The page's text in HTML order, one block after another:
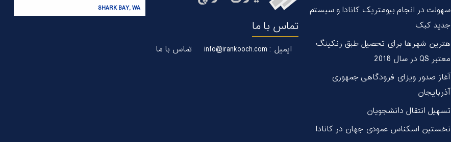
SHARK BAY, WA
سهولت در انجام بیومتریک کانادا و سیستم
جدید کبک
هترین شهر‌ها برای تحصیل طبق رنکینگ
معتبر QS در سال 2018
آغاز صدور ویزای فرودگاهی جمهوری
آذربایجان
تسهیل انتقال دانشجویان
نخستین اسکناس عمودی جهان در كانادا
تماس با ما
ایمیل : info@irankooch.com تماس با ما